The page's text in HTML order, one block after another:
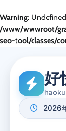
Warning:
/www/wwwroot/
seo-tool/classes/